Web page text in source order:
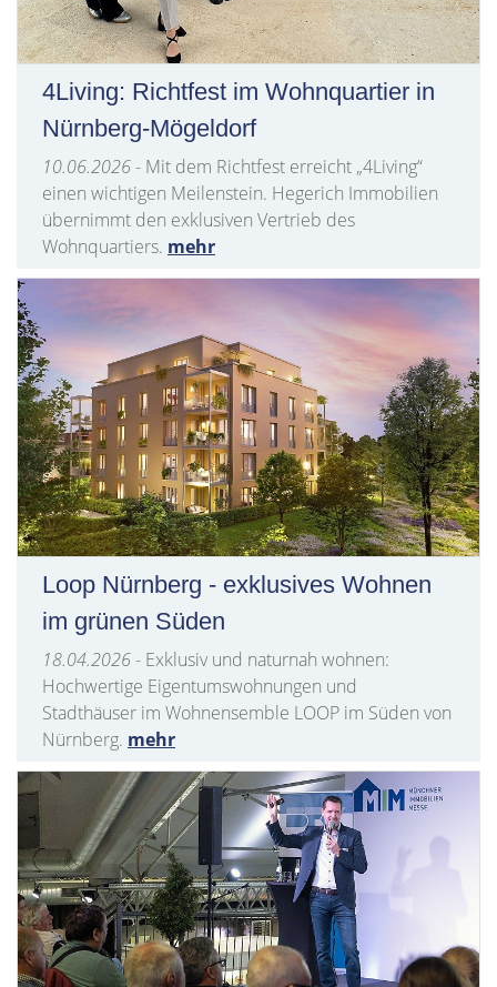
4Living: Richtfest im Wohnquartier in
Nürnberg-Mögeldorf
10.06.2026- Mit dem Richtfest erreicht „4Living“
einen wichtigen Meilenstein. Hegerich Immobilien
übernimmt den exklusiven Vertrieb des
Wohnquartiers. mehr
Loop Nürnberg - exklusives Wohnen
im grünen Süden
18.04.2026- Exklusiv und naturnah wohnen:
Hochwertige Eigentumswohnungen und
Stadthäuser im Wohnensemble LOOP im Süden von
Nürnberg. mehr